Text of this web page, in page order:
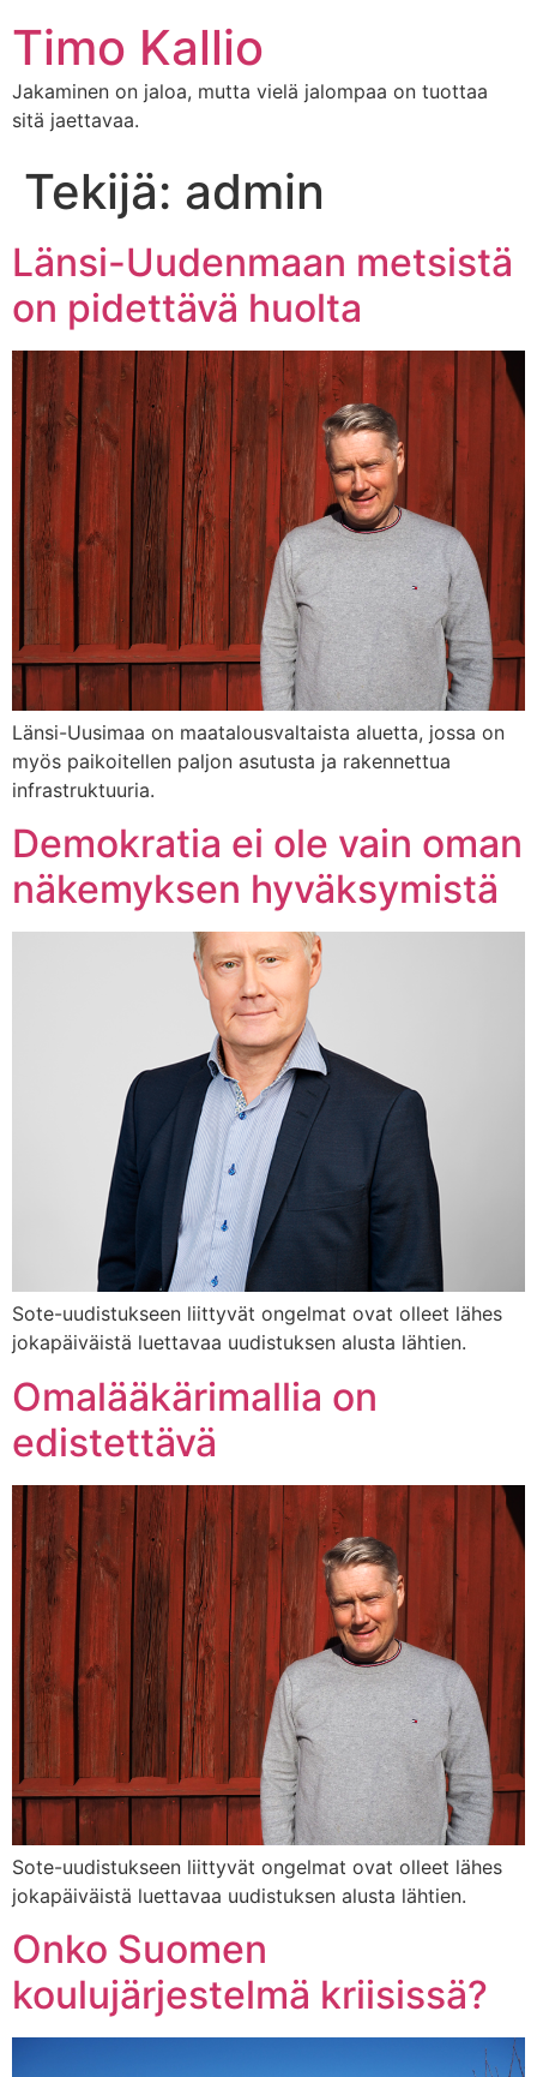
Timo Kallio
Jakaminen on jaloa, mutta vielä jalompaa on tuottaa
sitä jaettavaa.
Tekijä: admin
Länsi-Uudenmaan metsistä
on pidettävä huolta
Länsi-Uusimaa on maatalousvaltaista aluetta, jossa on
myös paikoitellen paljon asutusta ja rakennettua
infrastruktuuria.
Demokratia ei ole vain oman
näkemyksen hyväksymistä
Sote-uudistukseen liittyvät ongelmat ovat olleet lähes
jokapäiväistä luettavaa uudistuksen alusta lähtien.
Omalääkärimallia on
edistettävä
Sote-uudistukseen liittyvät ongelmat ovat olleet lähes
jokapäiväistä luettavaa uudistuksen alusta lähtien.
Onko Suomen
koulujärjestelmä kriisissä?